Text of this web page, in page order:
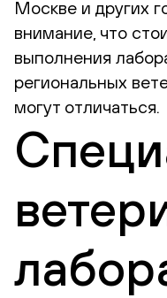
Москве и других
внимание, что
выполнения
региональных
могут отличаться.